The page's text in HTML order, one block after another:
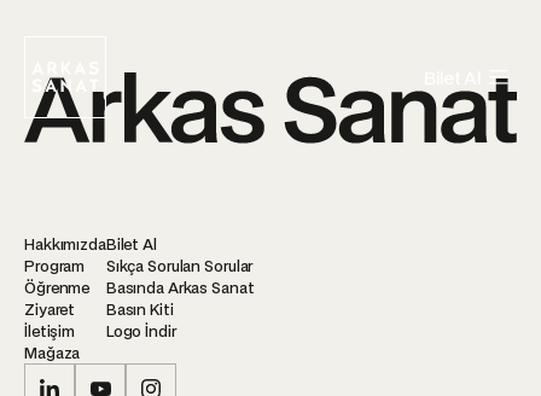
Hakkımızda
Program
Öğrenme
Ziyaret
İletişim
Mağaza
Bilet Al
Sıkça Sorulan Sorular
Basında Arkas Sanat
Basın Kiti
Logo İndir